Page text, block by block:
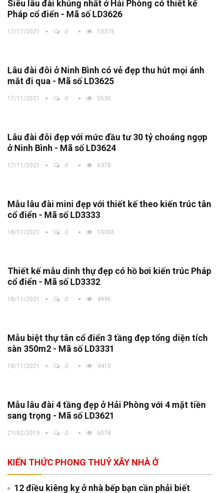
Siêu lâu đài khủng nhất ở Hải Phòng có thiết kế
Pháp cổ điển - Mã số LD3626
17/11/2021 0 10375
Lâu đài đôi ở Ninh Bình có vẻ đẹp thu hút mọi ánh
mắt đi qua - Mã số LD3625
17/11/2021 0 5530
Lâu đài đôi đẹp với mức đầu tư 30 tỷ choáng ngợp
ở Ninh Bình - Mã số LD3624
17/11/2021 0 6378
Mẫu lâu đài mini đẹp với thiết kế theo kiến trúc tân
cổ điển - Mã số LD3333
18/11/2021 0 10306
Thiết kế mẫu dinh thự đẹp có hồ bơi kiến trúc Pháp
cổ điển - Mã số LD3332
18/11/2021 0 4996
Mẫu biệt thự tân cổ điển 3 tầng đẹp tổng diện tích
sàn 350m2 - Mã số LD3331
18/11/2021 0 4410
Mẫu lâu đài 4 tầng đẹp ở Hải Phòng với 4 mặt tiền
sang trọng - Mã số LD3621
21/02/2019 0 6078
KIẾN THỨC PHONG THUỶ XÂY NHÀ Ở
12 điều kiêng kỵ ở nhà bếp bạn cần phải biết